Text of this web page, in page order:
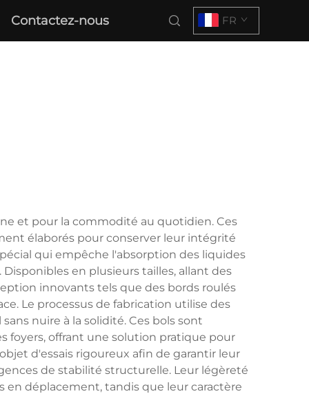
Contactez-nous FR
et pour la commodité au quotidien. Ces
élaborés pour conserver leur intégrité
qui empêche l'absorption des liquides
en plusieurs tailles, allant des
innovants tels que des bords roulés
Le processus de fabrication utilise des
nuire à la solidité. Ces bols sont
foyers, offrant une solution pratique pour
d'essais rigoureux afin de garantir leur
de stabilité structurelle. Leur légèreté
en déplacement, tandis que leur caractère